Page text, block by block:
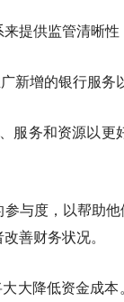
提供监管清晰性
新增的银行服务
服务和资源以
与度，以帮助
善财务状况。
大降低资金成